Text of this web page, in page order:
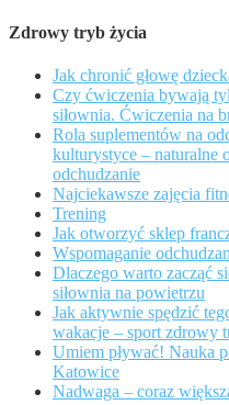
Zdrowy tryb życia
Jak chronić głowę
Czy ćwiczenia bywają
siłownia. Ćwiczenia na
Rola suplementów na
kulturystyce – naturalne
odchudzanie
Najciekawsze zajęcia
Trening
Jak otworzyć sklep
Wspomaganie
Dlaczego warto zacząć
siłownia na powietrzu
Jak aktywnie spędzić
wakacje – sport zdrowy
Umiem pływać! Nauka
Katowice
Nadwaga – coraz